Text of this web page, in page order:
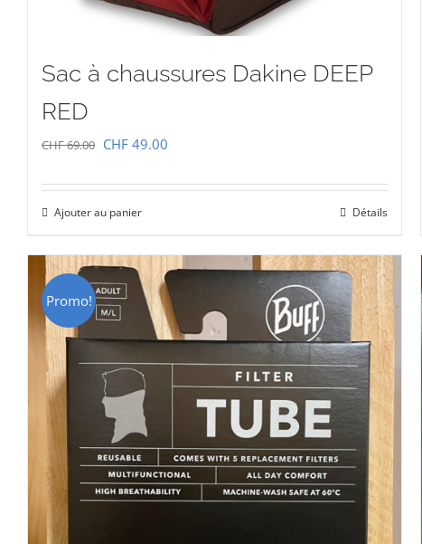
Sac à chaussures Dakine DEEP
RED
CHF69.00 Le
initial
était :
CHF 69.00.
CHF 49.00
actuel
CHF 49.00.
Ajouter au panier Détails
Promo!